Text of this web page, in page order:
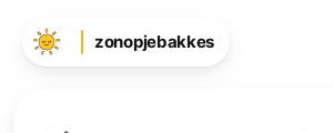
zonopjebakkes